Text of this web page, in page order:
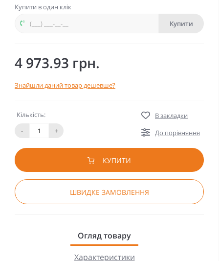
Купити в один клік
Купити
4 973.93 грн.
Знайшли даний товар дешевше?
Кількість:
-
+
В закладки
До порівняння
КУПИТИ
ШВИДКЕ ЗАМОВЛЕННЯ
Огляд товару
Характеристики